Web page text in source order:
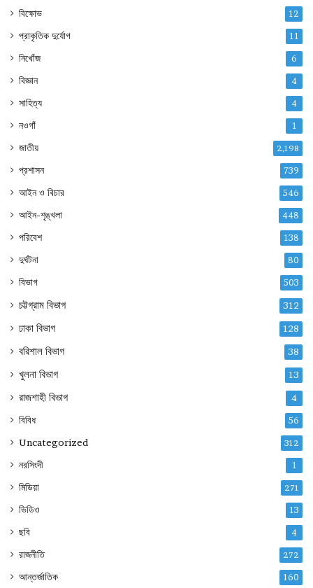
বিক্ষোভ 12
প্রাকৃতিক দুর্যোগ 11
নিখোঁজ 6
বিজ্ঞান 4
সাহিত্য 4
নওগাঁ 1
জাতীয় 2,198
প্রশাসন 739
আইন ও বিচার 546
আইন-শৃঙ্খলা 448
পরিবেশ 138
দুর্ঘটনা 80
বিভাগ 503
চট্টগ্রাম বিভাগ 312
ঢাকা বিভাগ 128
বরিশাল বিভাগ 38
খুলনা বিভাগ 13
রাজশাহী বিভাগ 4
বিবিধ 56
Uncategorized 312
নরসিংদী 1
মিডিয়া 271
ভিডিও 13
ছবি 4
রাজনীতি 272
আন্তর্জাতিক 160